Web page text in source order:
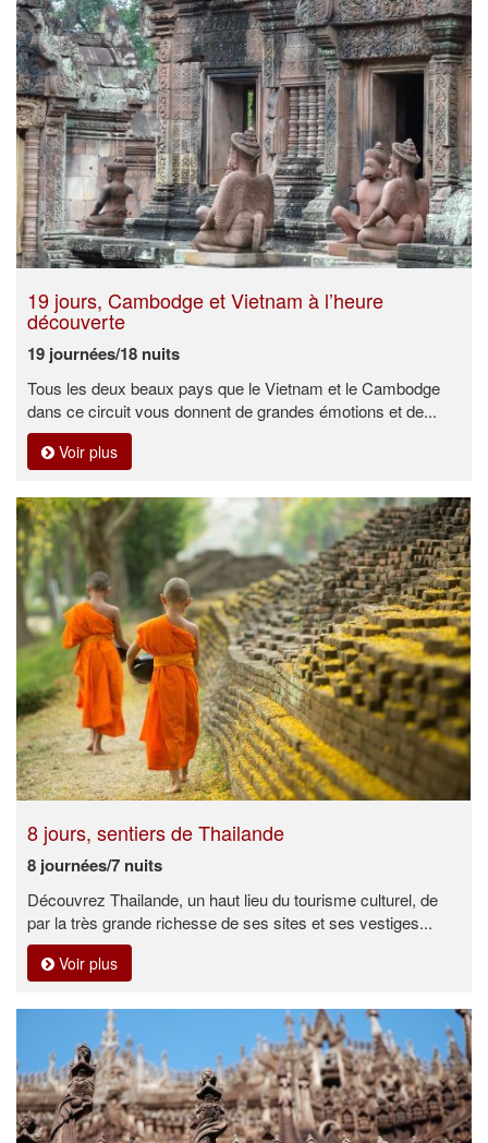
19 jours, Cambodge et Vietnam à l’heure
découverte
19 journées/18 nuits
Tous les deux beaux pays que le Vietnam et le Cambodge
dans ce circuit vous donnent de grandes émotions et de...
Voir plus
8 jours, sentiers de Thailande
8 journées/7 nuits
Découvrez Thailande, un haut lieu du tourisme culturel, de
par la très grande richesse de ses sites et ses vestiges...
Voir plus